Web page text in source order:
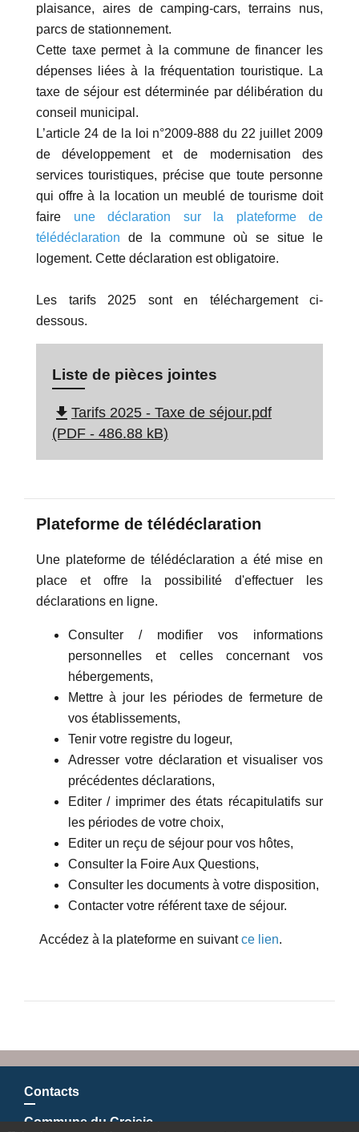
plaisance, aires de camping-cars, terrains nus,
parcs de stationnement.
Cette taxe permet à la commune de financer les
dépenses liées à la fréquentation touristique. La
taxe de séjour est déterminée par délibération du
conseil municipal.
L’article 24 de la loi n°2009-888 du 22 juillet 2009
de développement et de modernisation des
services touristiques, précise que toute personne
qui offre à la location un meublé de tourisme doit
faire une déclaration sur la plateforme de
télédéclaration de la commune où se situe le
logement. Cette déclaration est obligatoire.
Les tarifs 2025 sont en téléchargement ci-
dessous.
Liste de pièces jointes
file_download Tarifs 2025 - Taxe de séjour.pdf
(PDF - 486.88 kB)
Plateforme de télédéclaration
Une plateforme de télédéclaration a été mise en
place et offre la possibilité d'effectuer les
déclarations en ligne.
Consulter / modifier vos informations
personnelles et celles concernant vos
hébergements,
Mettre à jour les périodes de fermeture de
vos établissements,
Tenir votre registre du logeur,
Adresser votre déclaration et visualiser vos
précédentes déclarations,
Editer / imprimer des états récapitulatifs sur
les périodes de votre choix,
Editer un reçu de séjour pour vos hôtes,
Consulter la Foire Aux Questions,
Consulter les documents à votre disposition,
Contacter votre référent taxe de séjour.
Accédez à la plateforme en suivantce lien.
Contacts
Commune du Croisic